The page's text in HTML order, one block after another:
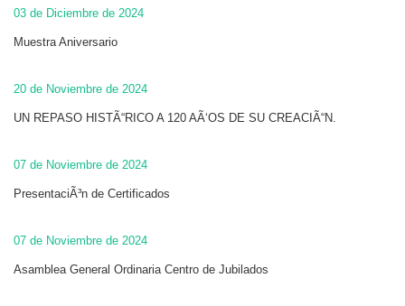
03 de Diciembre de 2024
Muestra Aniversario
20 de Noviembre de 2024
UN REPASO HISTÃ“RICO A 120 AÃ‘OS DE SU CREACIÃ“N.
07 de Noviembre de 2024
PresentaciÃ³n de Certificados
07 de Noviembre de 2024
Asamblea General Ordinaria Centro de Jubilados